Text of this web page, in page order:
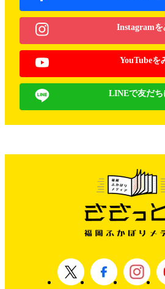
Instagramを
YouTubeを
LINEで友だち